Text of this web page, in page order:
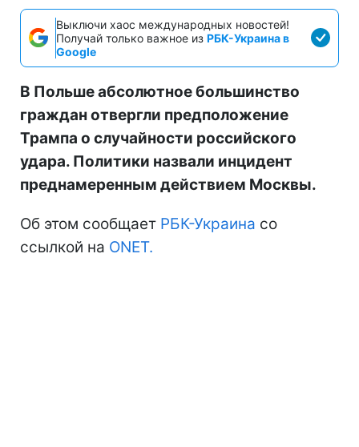
Выключи хаос международных новостей!
Получай только важное из РБК-Украина в
Google
В Польше абсолютное большинство
граждан отвергли предположение
Трампа о случайности российского
удара. Политики назвали инцидент
преднамеренным действием Москвы.
Об этом сообщает РБК-Украина со
ссылкой на ONET.